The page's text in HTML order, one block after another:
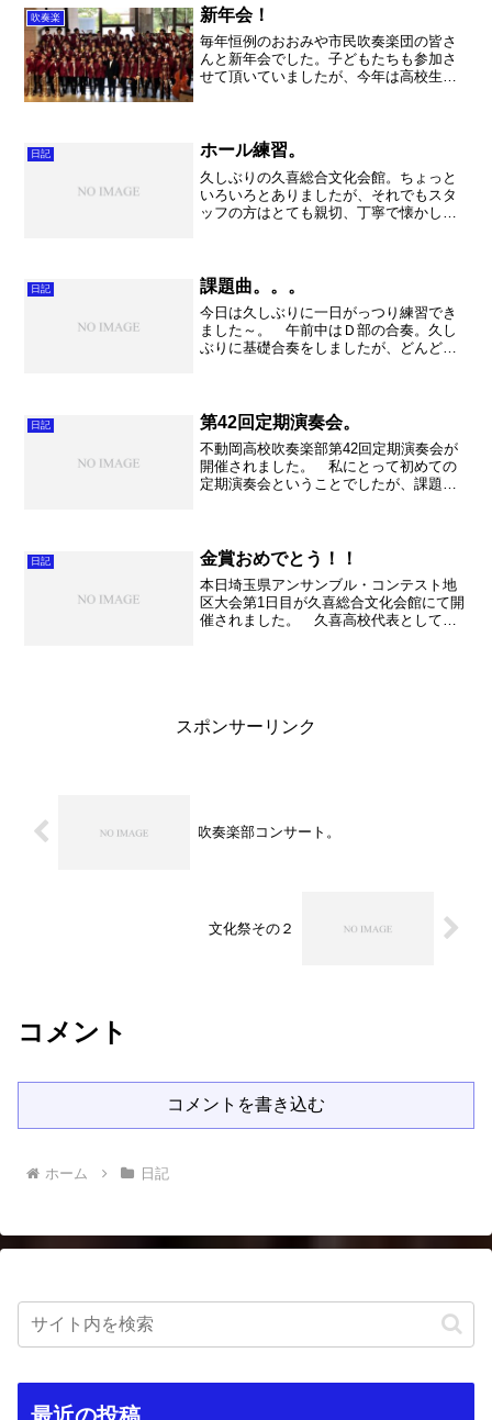
り上げていただけると嬉しい...
吹奏楽 新年会！
毎年恒例のおおみや市民吹奏楽団の皆さ
んと新年会でした。子どもたちも参加さ
せて頂いていましたが、今年は高校生も
懐かしい演奏会の記録を視...
日記 ホール練習。
久しぶりの久喜総合文化会館。ちょっと
いろいろとありましたが、それでもスタ
ッフの方はとても親切、丁寧で懐かしい
り、さいたま市文化センタ...
日記 課題曲。。。
今日は久しぶりに一日がっつり練習でき
ました～。 午前中はＤ部の合奏。久し
ぶりに基礎合奏をしましたが、どんどん
しょう。自由曲の「謡と舞...
日記 第42回定期演奏会。
不動岡高校吹奏楽部第42回定期演奏会が
開催されました。 私にとって初めての
定期演奏会ということでしたが、課題曲3
た生徒の皆さんに心...
日記 金賞おめでとう！！
本日埼玉県アンサンブル・コンテスト地
区大会第1日目が久喜総合文化会館にて開
催されました。 久喜高校代表として出
スポンサーリンク
吹奏楽部コンサート。
文化祭その２
コメント
コメントを書き込む
ホーム 日記